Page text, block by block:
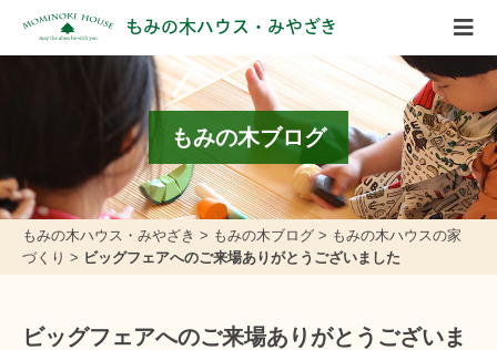
もみの木ハウス・みやざき
もみの木ブログ
もみの木ハウス・みやざき > もみの木ブログ > もみの木ハウスの家
づくり > ビッグフェアへのご来場ありがとうございました
ビッグフェアへのご来場ありがとうございま